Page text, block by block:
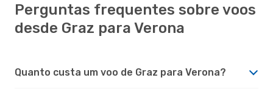
Perguntas frequentes sobre voos
desde Graz para Verona
Quanto custa um voo de Graz para Verona?